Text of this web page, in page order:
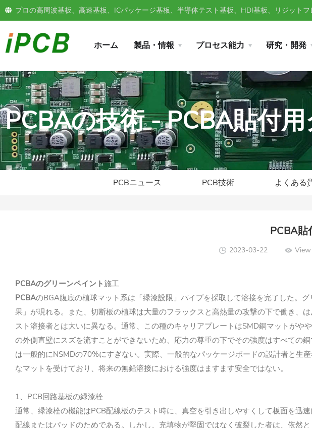
プロの高周波基板、高速基板、ICパッケージ基板、半導体テスト基板、HDI基板、リジット
ホーム 製品・情報 プロセス能力 研究・開発
PCBAの技術 - PCBA貼付
PCBニュース PCB技術 よくある
PCBA貼
2023-03-22
PCBAのグリーンペイント施工
PCBAのBGA腹底の植球マット系は「緑漆設限」パイプを採取して溶接を完了した。
果」が現れる。また、切断板の植球は大量のフラックスと高熱量の攻撃の下で働き、
スト溶接者とは大いに異なる。通常、この種のキャリアプレートはSMD銅マットが
の外側直壁にスズを流すことができないため、応力の尊重の下でその強度はすべての
は一般的にNSMDの70%にすぎない。実際、一般的なパッケージボードの設計者と生
なマットを受けており、将来の無鉛溶接における強度はますます安全ではない。
1、PCB回路基板の緑漆栓
通常、緑漆栓の機能はPCB配線板のテスト時に、真空を引き出しやすくして板面を
配線またはパッドのためである。しかし、充填物が堅固ではなく破裂した者は、依然